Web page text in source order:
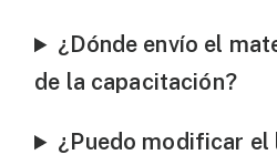
¿Dónde envío el
de la capacitación?
¿Puedo modificar el